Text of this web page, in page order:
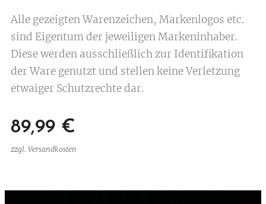
Alle gezeigten Warenzeichen, Markenlogos etc.
sind Eigentum der jeweiligen Markeninhaber.
Diese werden ausschließlich zur Identifikation
der Ware genutzt und stellen keine Verletzung
etwaiger Schutzrechte dar.
89,99 €
zzgl. Versandkosten